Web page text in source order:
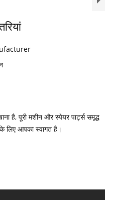
है, पूरी मशीन और स्पेयर पार्ट्स समृद्ध
लिए आपका स्वागत है।